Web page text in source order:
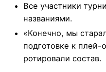
Все участники
названиями.
«Конечно, мы
подготовке к плей-
ротировали состав.